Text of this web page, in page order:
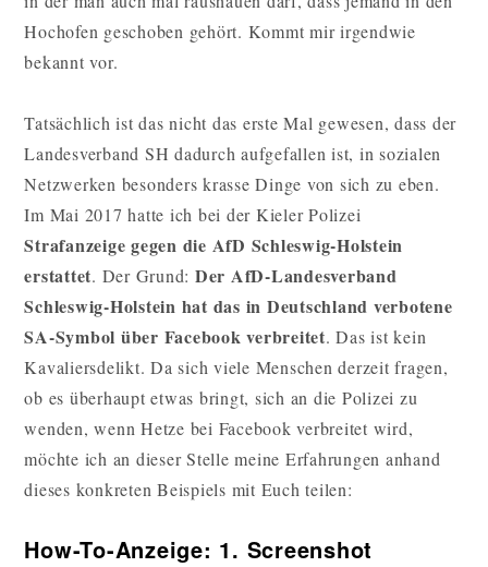
Hochofen geschoben gehört. Kommt mir irgendwie
bekannt vor.
Tatsächlich ist das nicht das erste Mal gewesen, dass der
Landesverband SH dadurch aufgefallen ist, in sozialen
Netzwerken besonders krasse Dinge von sich zu eben.
Im Mai 2017 hatte ich bei der Kieler Polizei
Strafanzeige gegen die AfD Schleswig-Holstein
erstattet. Der Grund: Der AfD-Landesverband
Schleswig-Holstein hat das in Deutschland verbotene
SA-Symbol über Facebook verbreitet. Das ist kein
Kavaliersdelikt. Da sich viele Menschen derzeit fragen,
ob es überhaupt etwas bringt, sich an die Polizei zu
wenden, wenn Hetze bei Facebook verbreitet wird,
möchte ich an dieser Stelle meine Erfahrungen anhand
dieses konkreten Beispiels mit Euch teilen:
How-To-Anzeige: 1. Screenshot